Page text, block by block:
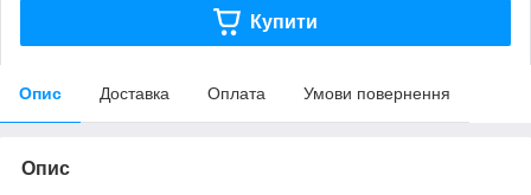
Купити
Опис Доставка Оплата Умови повернення
Опис